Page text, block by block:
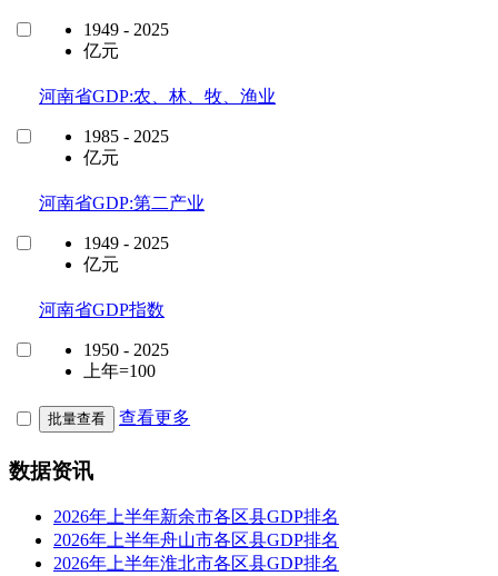
1949 - 2025
亿元
河南省GDP:农、林、牧、渔业
1985 - 2025
亿元
河南省GDP:第二产业
1949 - 2025
亿元
河南省GDP指数
1950 - 2025
上年=100
批量查看 查看更多
数据资讯
2026年上半年新余市各区县GDP排名
2026年上半年舟山市各区县GDP排名
2026年上半年淮北市各区县GDP排名